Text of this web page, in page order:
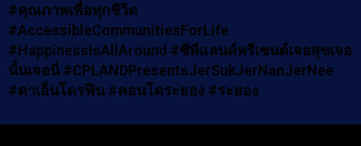
#คุณภาพเพื่อทุกชีวิต
#AccessibleCommunitiesForLife
#HappinessIsAllAround #ซีพีแลนด์พรีเซนต์เจอสุขเจอ
นั้นเจอนี่ #CPLANDPresentsJerSukJerNanJerNee
#ดาเอ็นโดรฟิน #คอนโดระยอง #ระยอง